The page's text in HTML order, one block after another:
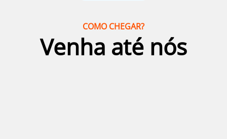
COMO CHEGAR?
Venha até nós